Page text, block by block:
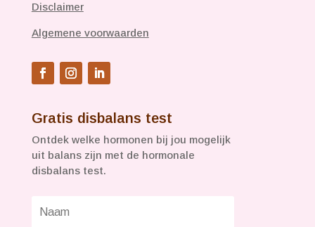
Disclaimer
Algemene voorwaarden
Gratis disbalans test
Ontdek welke hormonen bij jou mogelijk
uit balans zijn met de hormonale
disbalans test.